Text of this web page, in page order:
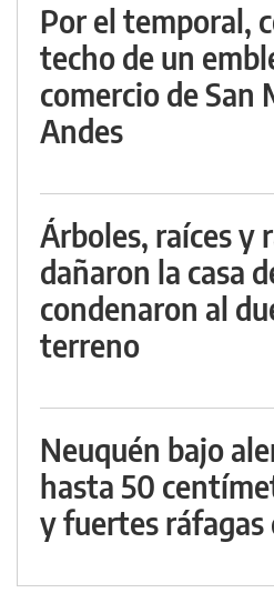
Por el temporal,
techo de un
comercio de San
Andes
Árboles, raíces y
dañaron la casa
condenaron al
terreno
Neuquén bajo
hasta 50
y fuertes